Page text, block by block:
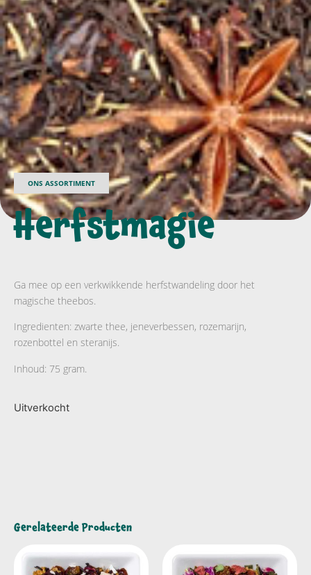
ONS ASSORTIMENT
Herfstmagie
Ga mee op een verkwikkende herfstwandeling door het
magische theebos.
Ingredienten: zwarte thee, jeneverbessen, rozemarijn,
rozenbottel en steranijs.
Inhoud: 75 gram.
Uitverkocht
Gerelateerde Producten